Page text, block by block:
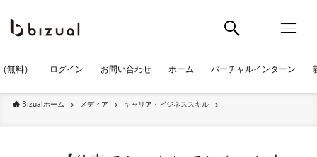
無料） ログイン お問い合わせ ホーム バーチャルインターン
Bizualホーム メディア キャリア・ビジネススキル